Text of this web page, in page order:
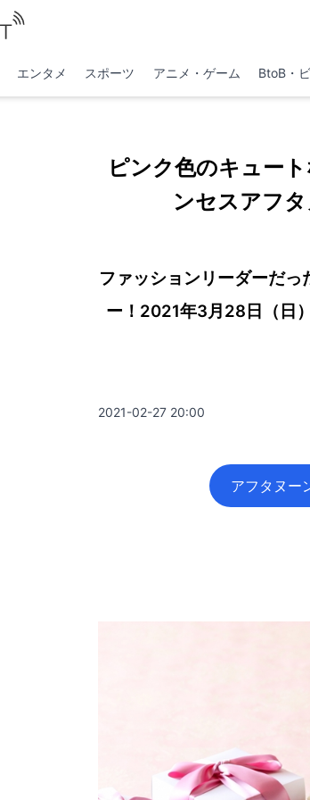
エンタメ スポーツ アニメ・ゲーム BtoB・
ピンク色のキュー
ンセスアフ
ファッションリーダーだ
ー！2021年3月28日（日
2021-02-27 20:00
アフタヌー